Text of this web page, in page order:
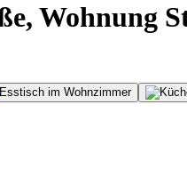
Wohnung